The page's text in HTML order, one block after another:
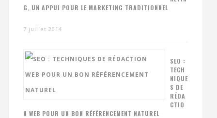
G, UN APPUI POUR LE MARKETING TRADITIONNEL
7 juillet 2014
SEO :
TECH
NIQUE
S DE
RÉDA
CTIO
N WEB POUR UN BON RÉFÉRENCEMENT NATUREL